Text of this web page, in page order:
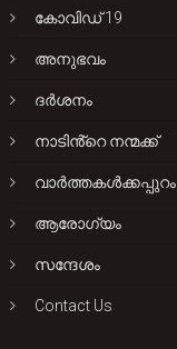
കോവിഡ് 19
അനുഭവം
ദർശനം
നാടിൻ്റെ നന്മക്ക്
വാർത്തകൾക്കപ്പുറം
ആരോഗ്യം
സന്ദേശം
Contact Us